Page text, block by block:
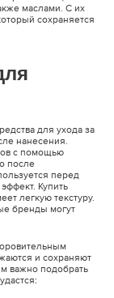
маслами. С их
сохраняется
для ухода за
нанесения.
с помощью
после
перед
Купить
легкую текстуру.
бренды могут
и сохраняют
важно подобрать